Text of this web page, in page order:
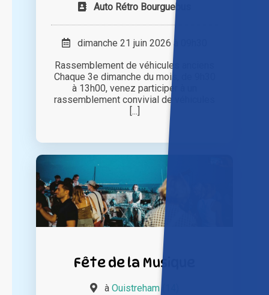
Auto Rétro Bourguebus
dimanche 21 juin 2026 à 09h30
Rassemblement de véhicules anciens
Chaque 3e dimanche du mois, de 9h30
à 13h00, venez participer à un
rassemblement convivial de véhicules
[...]
Fête de la Musique
à Ouistreham (14)